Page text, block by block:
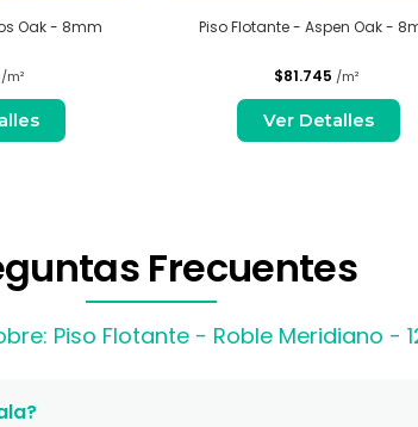
Oak - 8mm
/m²
Piso Flotante - Aspen Oak -
$81.745 /m²
Ver Detalles
Frecuentes
Piso Flotante - Roble Meridiano -